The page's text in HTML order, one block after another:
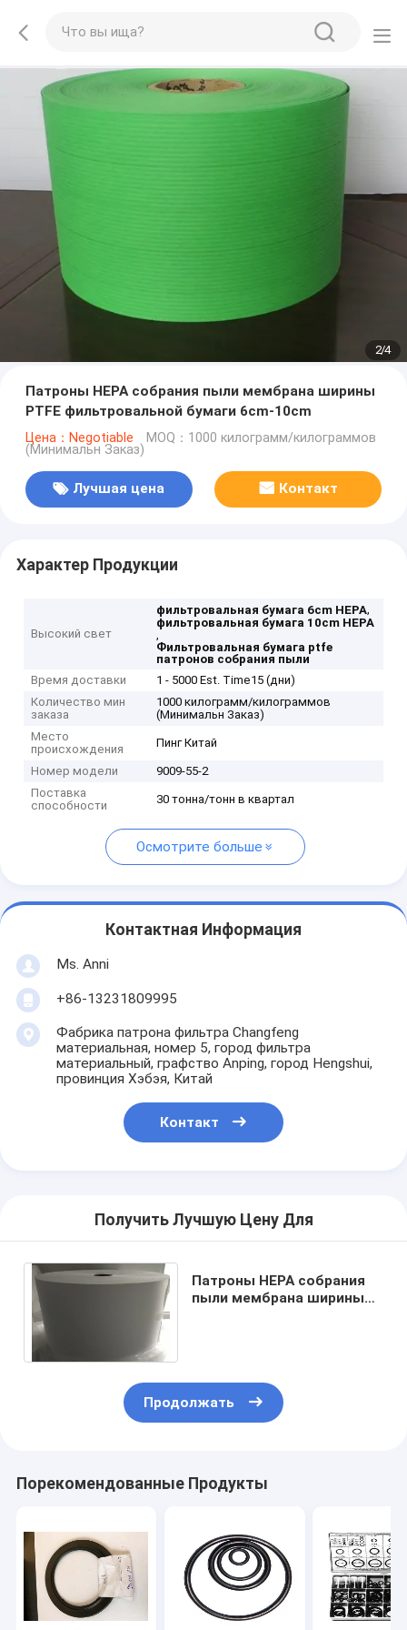
2/4
Патроны HEPA собрания пыли мембрана ширины
PTFE фильтровальной бумаги 6cm-10cm
Цена：Negotiable MOQ：1000 килограмм/килограммов
(Минимальн Заказ)
Лучшая цена Контакт
Характер Продукции
Высокий свет
фильтровальная бумага 6cm HEPA,
фильтровальная бумага 10cm HEPA
,
Фильтровальная бумага ptfe
патронов собрания пыли
Время доставки
1 - 5000 Est. Time15 (дни)
Количество мин
заказа
1000 килограмм/килограммов
(Минимальн Заказ)
Место
происхождения
Пинг Китай
Номер модели
9009-55-2
Поставка
способности
30 тонна/тонн в квартал
Осмотрите больше
Контактная Информация
Ms. Anni
+86-13231809995
Фабрика патрона фильтра Changfeng
материальная, номер 5, город фильтра
материальный, графство Anping, город Hengshui,
провинция Хэбэя, Китай
Контакт
Получить Лучшую Цену Для
Патроны HEPA собрания
пыли мембрана ширины
Продолжать
Порекомендованные Продукты